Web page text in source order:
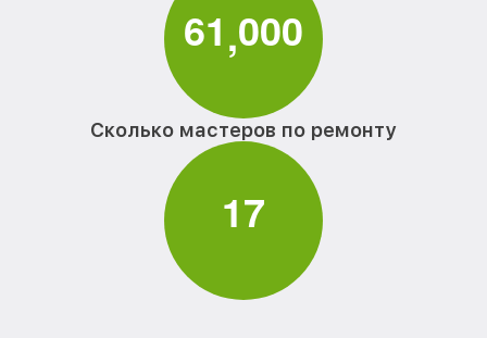
61,000
Сколько мастеров по ремонту
17